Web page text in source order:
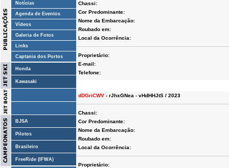
Notícias
Agenda de Eventos
Vídeos
Galeria de Fotos
Links
Captania dos Portos
Honda
Kawasaki
BJSA
Pilotos
Brasileiro
FreeRide (IFWA)
Chassi:
Cor Predominante:
Nome da Embarcação:
Roubado em:
Local da Ocorrência:
Proprietário:
E-mail:
Telefone:
dDGriCWV - rJhxGNea - vHdHHJtS / 2023
Chassi:
Cor Predominante:
Nome da Embarcação:
Roubado em:
Local da Ocorrência:
Proprietário: